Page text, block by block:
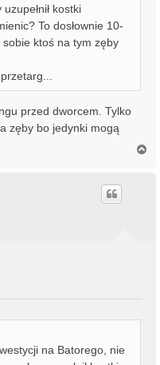
kostki
To dosłownie 10-
ktoś na tym zęby
przed dworcem. Tylko
zęby bo jedynki mogą
na Batorego, nie